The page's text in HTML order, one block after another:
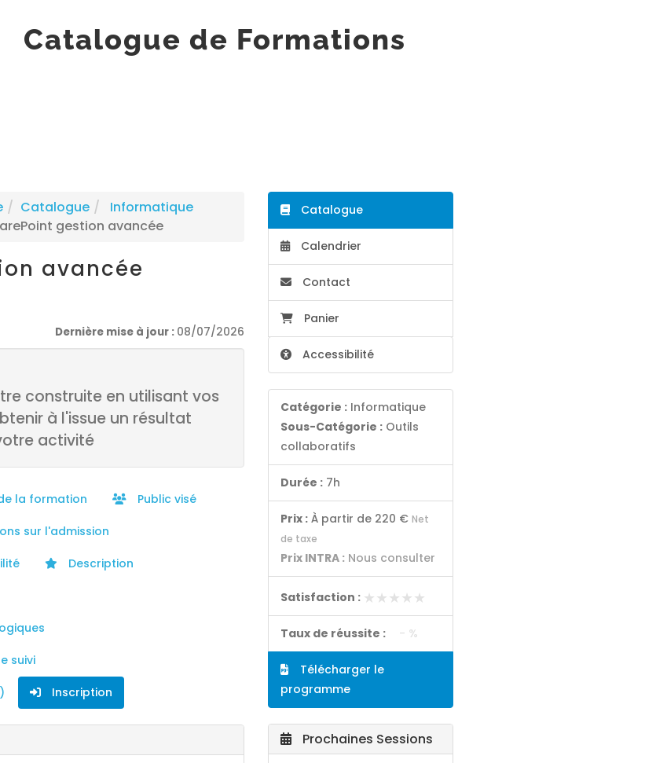
Catalogue de Formations
Catalogue
Informatique
gestion avancée
avancée
Dernière mise à jour : 08/07/2026
construite en utilisant vos
à l'issue un résultat
activité
la formation Public visé
sur l'admission
Description
suivi
Inscription
Catalogue
Calendrier
Contact
Panier
Accessibilité
Catégorie : Informatique
Sous-Catégorie : Outils
collaboratifs
Durée : 7h
Prix : À partir de 220 €Net
de taxe
Prix INTRA : Nous consulter
Satisfaction : ★★★★★
★★★★★
Taux de réussite : - %
Télécharger le
programme
Prochaines Sessions